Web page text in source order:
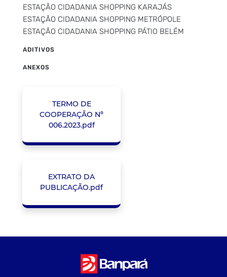
ESTAÇÃO CIDADANIA SHOPPING KARAJÁS
ESTAÇÃO CIDADANIA SHOPPING METRÓPOLE
ESTAÇÃO CIDADANIA SHOPPING PÁTIO BELÉM
ADITIVOS
ANEXOS
TERMO DE
COOPERAÇÃO Nº
006.2023.pdf
EXTRATO DA
PUBLICAÇÃO.pdf